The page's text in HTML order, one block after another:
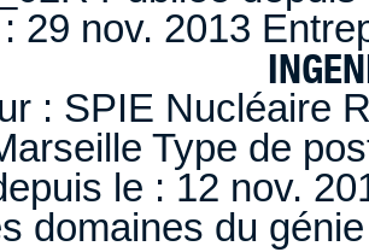
: 29 nov. 2013
: SPIE Nucléaire
Type de
le : 12 nov.
domaines du